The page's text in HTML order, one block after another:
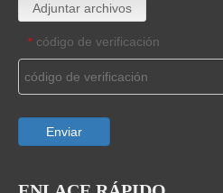
Adjuntar archivos
* código de verificación
Enviar